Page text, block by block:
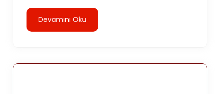
Devamını Oku